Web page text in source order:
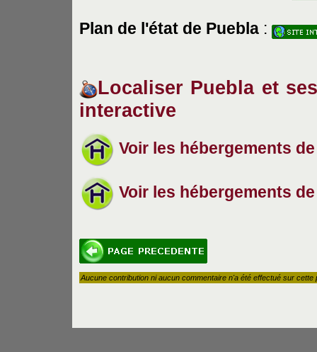
Plan de l'état de Puebla :
Localiser Puebla et
interactive
Voir les hébergements
Voir les hébergements
Aucune contribution ni aucun commentaire n'a été effectué sur cette